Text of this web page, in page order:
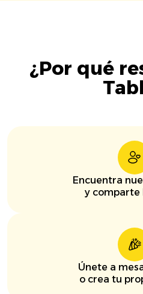
¿Por qué
Encuentra
y comparte
Únete a
o crea tu